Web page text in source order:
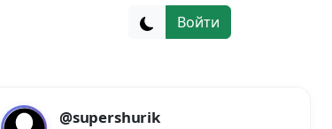
Войти
@supershurik